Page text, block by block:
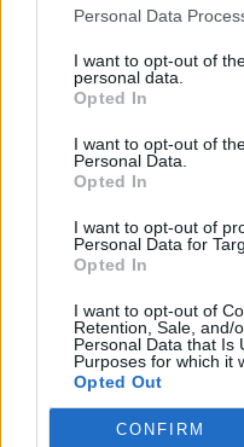
Personal Data
I want to opt-out of
personal data.
Opted In
I want to opt-out of
Personal Data.
Opted In
I want to opt-out of
Personal Data for
Opted In
I want to opt-out of
Retention, Sale, and/
Personal Data that Is
Purposes for which it
Opted Out
CONFIRM
E rëndë/ Ek*ekutohet me
armë zjarri 19-vjeçari
shqiptar në Francë
11:44 / 21/04/2025